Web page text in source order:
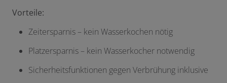
Vorteile:
Zeitersparnis – kein Wasserkochen nötig
Platzersparnis – kein Wasserkocher notwendig
Sicherheitsfunktionen gegen Verbrühung inklusive